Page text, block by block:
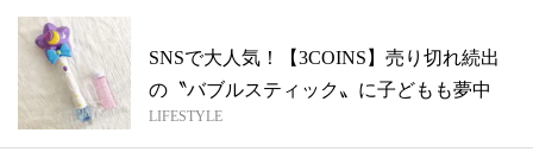
SNSで大人気！【3COINS】売り切れ続出
の〝バブルスティック〟に子どもも夢中
LIFESTYLE